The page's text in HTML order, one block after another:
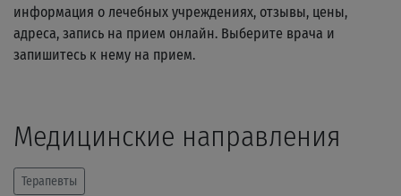
информация о лечебных учреждениях, отзывы, цены,
адреса, запись на прием онлайн. Выберите врача и
запишитесь к нему на прием.
Медицинские направления
Терапевты